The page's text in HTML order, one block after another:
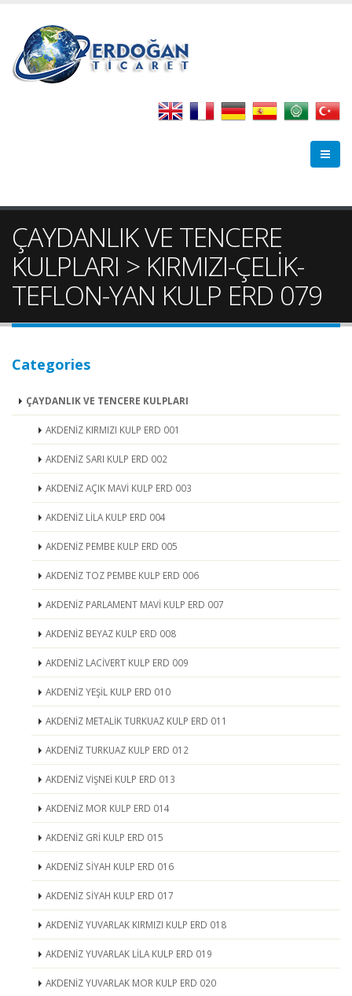
ÇAYDANLIK VE TENCERE
KULPLARI > KIRMIZI-ÇELİK-
TEFLON-YAN KULP ERD 079
Categories
ÇAYDANLIK VE TENCERE KULPLARI
AKDENİZ KIRMIZI KULP ERD 001
AKDENİZ SARI KULP ERD 002
AKDENİZ AÇIK MAVİ KULP ERD 003
AKDENİZ LİLA KULP ERD 004
AKDENİZ PEMBE KULP ERD 005
AKDENİZ TOZ PEMBE KULP ERD 006
AKDENİZ PARLAMENT MAVİ KULP ERD 007
AKDENİZ BEYAZ KULP ERD 008
AKDENİZ LACİVERT KULP ERD 009
AKDENİZ YEŞİL KULP ERD 010
AKDENİZ METALİK TURKUAZ KULP ERD 011
AKDENİZ TURKUAZ KULP ERD 012
AKDENİZ VİŞNEİ KULP ERD 013
AKDENİZ MOR KULP ERD 014
AKDENİZ GRİ KULP ERD 015
AKDENİZ SİYAH KULP ERD 016
AKDENİZ SİYAH KULP ERD 017
AKDENİZ YUVARLAK KIRMIZI KULP ERD 018
AKDENİZ YUVARLAK LİLA KULP ERD 019
AKDENİZ YUVARLAK MOR KULP ERD 020